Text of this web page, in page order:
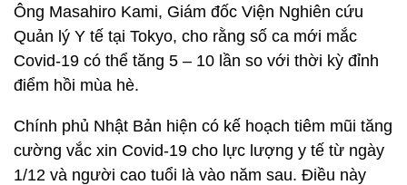
Ông Masahiro Kami, Giám đốc Viện Nghiên cứu
Quản lý Y tế tại Tokyo, cho rằng số ca mới mắc
Covid-19 có thể tăng 5 – 10 lần so với thời kỳ đỉnh
điểm hồi mùa hè.
Chính phủ Nhật Bản hiện có kế hoạch tiêm mũi tăng
cường vắc xin Covid-19 cho lực lượng y tế từ ngày
1/12 và người cao tuổi là vào năm sau. Điều này